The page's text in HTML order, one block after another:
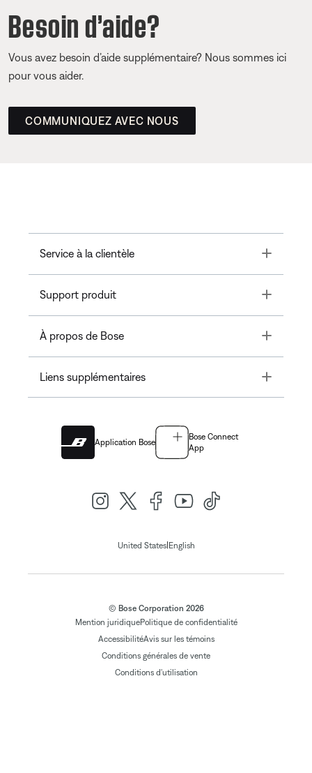
Besoin d’aide?
Vous avez besoin d’aide supplémentaire? Nous sommes ici
pour vous aider.
COMMUNIQUEZ AVEC NOUS
Service à la clientèle Toggle
Support produit Toggle
À propos de Bose Toggle
Liens supplémentaires Toggle
Application Bose
Bose Connect
App
United States| English
© Bose Corporation 2026
Mention juridiquePolitique de confidentialité
AccessibilitéAvis sur les témoins
Conditions générales de vente
Conditions d'utilisation